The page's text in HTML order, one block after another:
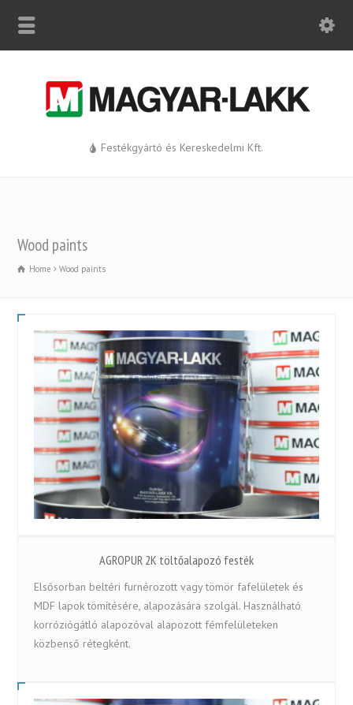
Festékgyártó és Kereskedelmi Kft.
Wood paints
Home Wood paints
AGROPUR 2K töltőalapozó festék
Elsősorban beltéri furnérozott vagy tömör fafelületek és
MDF lapok tömítésére, alapozására szolgál. Használható
korróziógátló alapozóval alapozott fémfelületeken
közbenső rétegként.